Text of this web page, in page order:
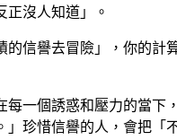
正沒人知道」。
的信譽去冒險」，你的
每一個誘惑和壓力的當
珍惜信譽的人，會把「